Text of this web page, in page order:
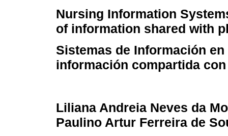
Nursing Information
of information shared with
Sistemas de Información
información compartida
Liliana Andreia Neves da
Paulino Artur Ferreira de